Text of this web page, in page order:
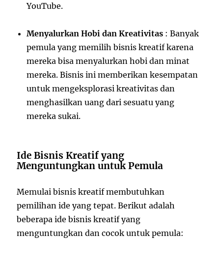
YouTube.
Menyalurkan Hobi dan Kreativitas : Banyak
pemula yang memilih bisnis kreatif karena
mereka bisa menyalurkan hobi dan minat
mereka. Bisnis ini memberikan kesempatan
untuk mengeksplorasi kreativitas dan
menghasilkan uang dari sesuatu yang
mereka sukai.
Ide Bisnis Kreatif yang
Menguntungkan untuk Pemula
Memulai bisnis kreatif membutuhkan
pemilihan ide yang tepat. Berikut adalah
beberapa ide bisnis kreatif yang
menguntungkan dan cocok untuk pemula: